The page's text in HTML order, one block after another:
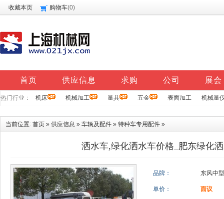
收藏本页 购物车(0)
首页 供应信息 求购 公司 展会
热门行业： 机床 机械加工 量具 五金 表面加工 机械量
当前位置: 首页 » 供应信息 » 车辆及配件 » 特种车专用配件 »
洒水车,绿化洒水车价格_肥东绿化
品牌： 东风中
单价： 面议